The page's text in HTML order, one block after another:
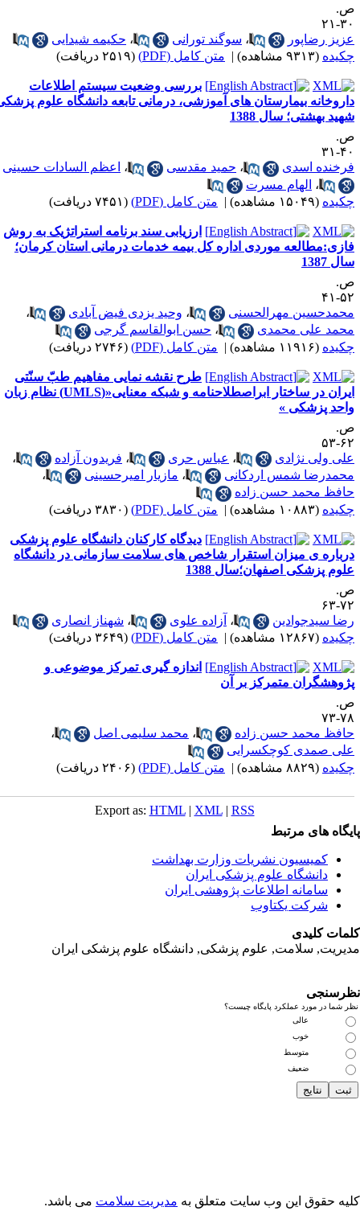
۲۱
رضاپور
،سوگند تورانی ،حکیمه شیدایی
(۹۳۱۳ مشاهده) | متن کامل (PDF) (۲۵۱۹ دریافت)
بررسی وضعیت سیستم اطلاعات
بیمارستان های آموزشی، درمانی تابعه دانشگاه علوم پزشکی
بهشتی؛ سال 1388
۳۱
اسدی
،حمید مقدسی ،اعظم السادات حسینی
،الهام مسرت
(۱۵۰۴۹ مشاهده) | متن کامل (PDF) (۷۴۵۱ دریافت)
ارزیابی سند برنامه استراتژیک به روش
موردی اداره کل بیمه خدمات درمانی استان کرمان؛
1387
۴۱
مهرالحسنی
،وحید یزدی فیض آبادی
،
علی محمدی
،حسن ابوالقاسم گرجی
(۱۱۹۱۶ مشاهده) | متن کامل (PDF) (۲۷۴۶ دریافت)
طرح نقشه نمایی مفاهیم طبّ سنّتی
ایران در ساختار ابراصطلاحنامه و شبکه معنایی«(UMLS) نظام زبان
پزشکی »
۵۳
ولی نژادی
،عباس حری ،فریدون آزاده
،
شمس اردکانی
،مازیار امیرحسینی
،
محمد حسن زاده
(۱۰۸۸۳ مشاهده) | متن کامل (PDF) (۳۸۳۰ دریافت)
دیدگاه کارکنان دانشگاه علوم پزشکی
ی میزان استقرار شاخص های سلامت سازمانی در دانشگاه
پزشکی اصفهان؛سال 1388
۶۳
سیدجوادین
،آزاده علوی ،شهناز انصاری
(۱۲۸۶۷ مشاهده) | متن کامل (PDF) (۳۶۴۹ دریافت)
اندازه گیری تمرکز موضوعی و
متمرکز بر آن
۷۳
محمد حسن زاده
،محمد سلیمی اصل
،
صمدی کوچکسرایی
(۸۸۲۹ مشاهده) | متن کامل (PDF) (۲۴۰۶ دریافت)
Export as:HTML |XML|RSS
های مرتبط
کمیسیون نشریات وزارت بهداشت
دانشگاه علوم پزشکی ایران
سامانه اطلاعات پژوهشی ایران
شرکت یکتاوب
کلیدی
سلامت, علوم پزشکی, دانشگاه علوم پزشکی ایران
شما در مورد عملکرد پایگاه چیست؟
عالی
خوب
متوسط
ضعیف
حقوق این وب سایت متعلق بهمدیریت سلامتمی باشد.